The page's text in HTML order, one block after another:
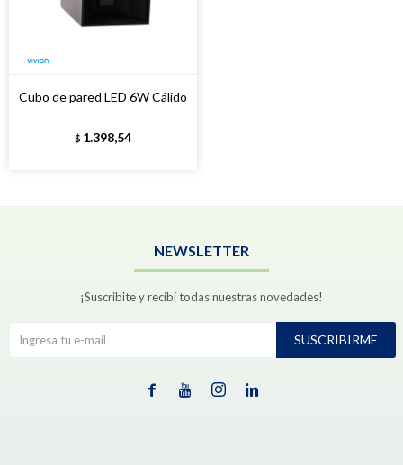
Cubo de pared LED 6W Cálido
$ 1.398,54
NEWSLETTER
¡Suscribite y recibí todas nuestras novedades!
SUSCRIBIRME
   